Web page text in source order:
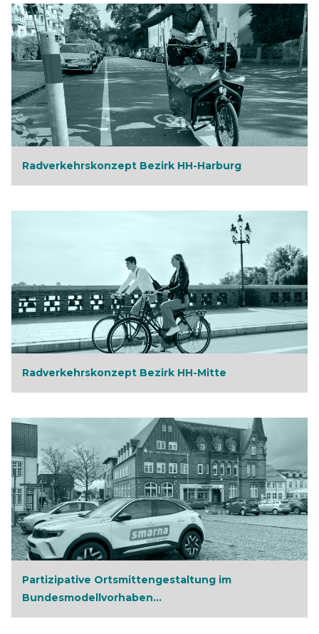
Radverkehrskonzept Bezirk HH-Harburg
Radverkehrskonzept Bezirk HH-Mitte
Partizipative Ortsmittengestaltung im
Bundesmodellvorhaben...